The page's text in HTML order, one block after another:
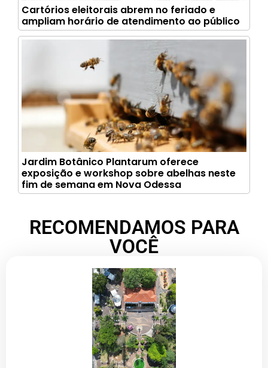
Cartórios eleitorais abrem no feriado e
ampliam horário de atendimento ao público
Jardim Botânico Plantarum oferece
exposição e workshop sobre abelhas neste
fim de semana em Nova Odessa
RECOMENDAMOS PARA
VOCÊ